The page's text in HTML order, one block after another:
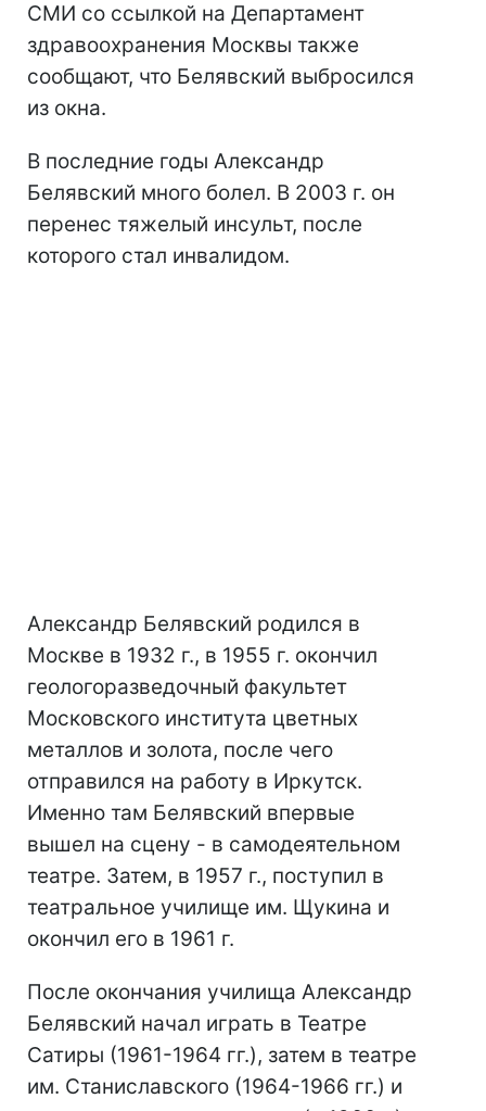
СМИ со ссылкой на Департамент
здравоохранения Москвы также
сообщают, что Белявский выбросился
из окна.
В последние годы Александр
Белявский много болел. В 2003 г. он
перенес тяжелый инсульт, после
которого стал инвалидом.
Александр Белявский родился в
Москве в 1932 г., в 1955 г. окончил
геологоразведочный факультет
Московского института цветных
металлов и золота, после чего
отправился на работу в Иркутск.
Именно там Белявский впервые
вышел на сцену - в самодеятельном
театре. Затем, в 1957 г., поступил в
театральное училище им. Щукина и
окончил его в 1961 г.
После окончания училища Александр
Белявский начал играть в Театре
Сатиры (1961-1964 гг.), затем в театре
им. Станиславского (1964-1966 гг.) и